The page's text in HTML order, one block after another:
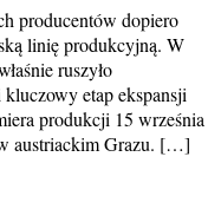
producentów dopiero
linię produkcyjną. W
ruszyło
etap ekspansji
produkcji 15 września
austriackim Grazu. […]